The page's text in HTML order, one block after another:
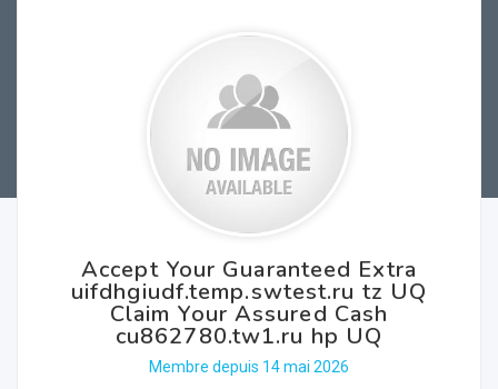
Accept Your Guaranteed Extra
uifdhgiudf.temp.swtest.ru tz UQ
Claim Your Assured Cash
cu862780.tw1.ru hp UQ
Membre depuis 14 mai 2026